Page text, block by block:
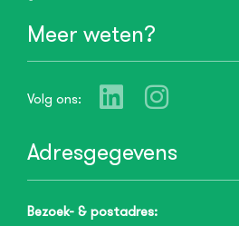
Meer weten?
Volg ons:
Adresgegevens
Bezoek- & postadres: